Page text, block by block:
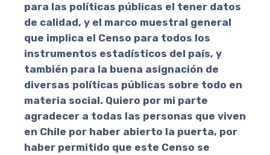
para las políticas públicas el tener datos
de calidad, y el marco muestral general
que implica el Censo para todos los
instrumentos estadísticos del país, y
también para la buena asignación de
diversas políticas públicas sobre todo en
materia social. Quiero por mi parte
agradecer a todas las personas que viven
en Chile por haber abierto la puerta, por
haber permitido que este Censo se